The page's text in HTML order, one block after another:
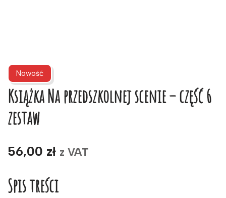
Nowość
Książka Na przedszkolnej scenie – część 6
zestaw
56,00 zł z VAT
Spis treści